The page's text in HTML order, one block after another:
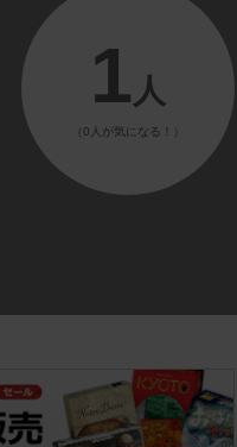
1 人
（0人が気になる！）